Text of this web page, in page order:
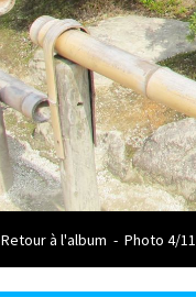
Retour à l'album - Photo 4/11